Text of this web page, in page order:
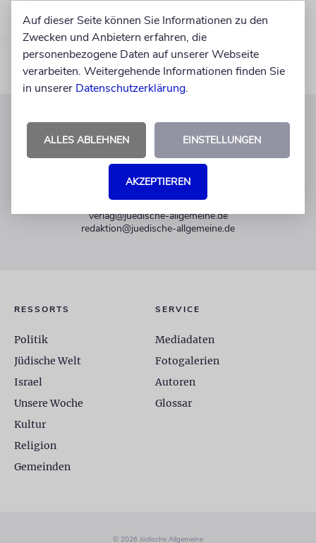
KUNDENSERVICE
+49 30 275833 0
Mo-Do 9-17 Uhr
verlag@juedische-allgemeine.de
redaktion@juedische-allgemeine.de
RESSORTS
Politik
Jüdische Welt
Israel
Unsere Woche
Kultur
Religion
Gemeinden
SERVICE
Mediadaten
Fotogalerien
Autoren
Glossar
© 2026 Jüdische Allgemeine
Auf dieser Seite können Sie Informationen zu den
Zwecken und Anbietern erfahren, die
personenbezogene Daten auf unserer Webseite
verarbeiten. Weitergehende Informationen finden Sie
in unserer Datenschutzerklärung.
ALLES ABLEHNEN EINSTELLUNGEN
AKZEPTIEREN